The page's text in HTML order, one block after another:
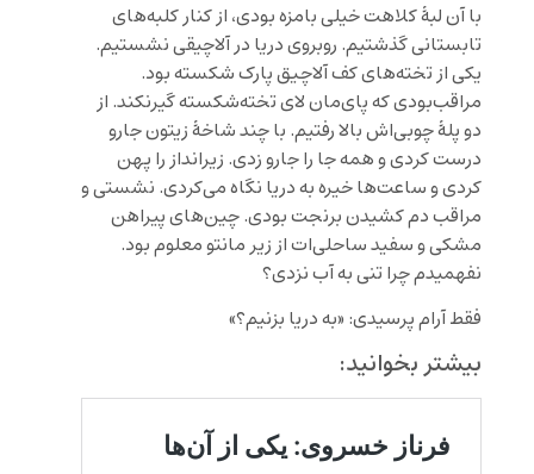
با آن لبۀ کلاهت خیلی بامزه بودی، از کنار کلبه‌های
تابستانی گذشتیم. روبروی دریا در آلاچیقی نشستیم.
یکی از تخته‌های کف آلاچیق پارک شکسته بود.
مراقب‌بودی که پای‌مان لای تخته‌شکسته گیرنکند. از
دو پلۀ چوبی‌اش بالا رفتیم. با چند شاخۀ زیتون جارو
درست کردی و همه جا را جارو زدی. زیرانداز را پهن
کردی و ساعت‌ها خیره به دریا نگاه می‌کردی. نشستی و
مراقب دم کشیدن برنجت بودی. چین‌های پیراهن
مشکی و سفید ساحلی‌ات از زیر مانتو معلوم بود.
نفهمیدم چرا تنی به آب نزدی؟
فقط آرام پرسیدی: «به دریا بزنیم؟»
بیشتر بخوانید: